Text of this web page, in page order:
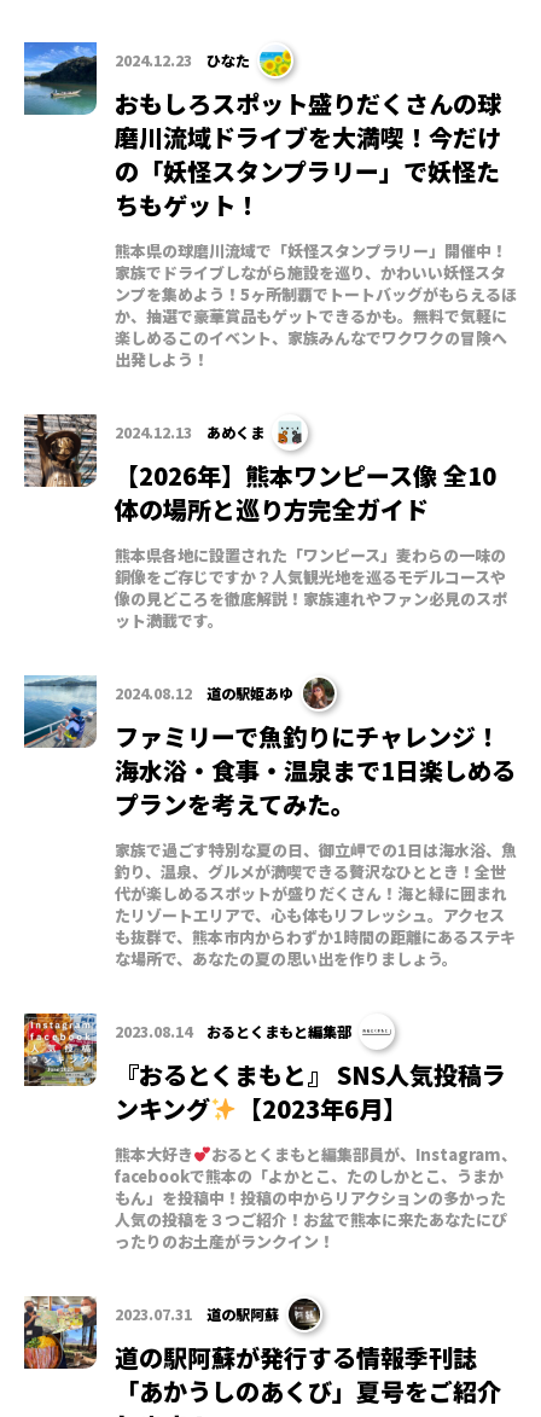
2024.12.23 ひなた
おもしろスポット盛りだくさんの球
磨川流域ドライブを大満喫！今だけ
の「妖怪スタンプラリー」で妖怪た
ちもゲット！
熊本県の球磨川流域で「妖怪スタンプラリー」開催中！
家族でドライブしながら施設を巡り、かわいい妖怪スタ
ンプを集めよう！5ヶ所制覇でトートバッグがもらえるほ
か、抽選で豪華賞品もゲットできるかも。無料で気軽に
楽しめるこのイベント、家族みんなでワクワクの冒険へ
出発しよう！
2024.12.13 あめくま
【2026年】熊本ワンピース像 全10
体の場所と巡り方完全ガイド
熊本県各地に設置された「ワンピース」麦わらの一味の
銅像をご存じですか？人気観光地を巡るモデルコースや
像の見どころを徹底解説！家族連れやファン必見のスポ
ット満載です。
2024.08.12 道の駅姫あゆ
ファミリーで魚釣りにチャレンジ！
海水浴・食事・温泉まで1日楽しめる
プランを考えてみた。
家族で過ごす特別な夏の日、御立岬での1日は海水浴、魚
釣り、温泉、グルメが満喫できる贅沢なひととき！全世
代が楽しめるスポットが盛りだくさん！海と緑に囲まれ
たリゾートエリアで、心も体もリフレッシュ。アクセス
も抜群で、熊本市内からわずか1時間の距離にあるステキ
な場所で、あなたの夏の思い出を作りましょう。
2023.08.14 おるとくまもと編集部
『おるとくまもと』 SNS人気投稿ラ
ンキング
【2023年6月】
熊本大好き
おるとくまもと編集部員が、Instagram、
facebookで熊本の「よかとこ、たのしかとこ、うまか
もん」を投稿中！投稿の中からリアクションの多かった
人気の投稿を３つご紹介！お盆で熊本に来たあなたにぴ
ったりのお土産がランクイン！
2023.07.31 道の駅阿蘇
道の駅阿蘇が発行する情報季刊誌
「あかうしのあくび」夏号をご紹介